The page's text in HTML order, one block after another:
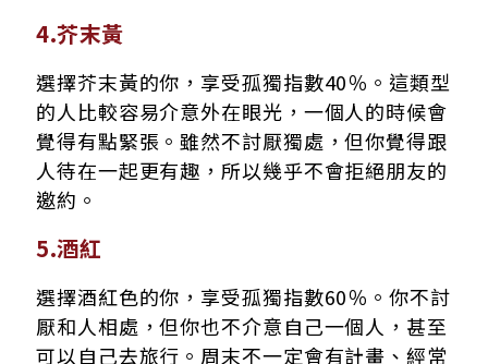
4.芥末黃
選擇芥末黃的你，享受孤獨指數40％。這類型
的人比較容易介意外在眼光，一個人的時候會
覺得有點緊張。雖然不討厭獨處，但你覺得跟
人待在一起更有趣，所以幾乎不會拒絕朋友的
邀約。
5.酒紅
選擇酒紅色的你，享受孤獨指數60％。你不討
厭和人相處，但你也不介意自己一個人，甚至
可以自己去旅行。周末不一定會有計畫、經常